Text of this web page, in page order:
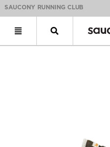
SAUCONY RUNNING CLUB